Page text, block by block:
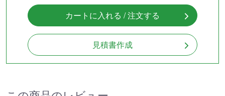
カートに入れる / 注文する
見積書作成